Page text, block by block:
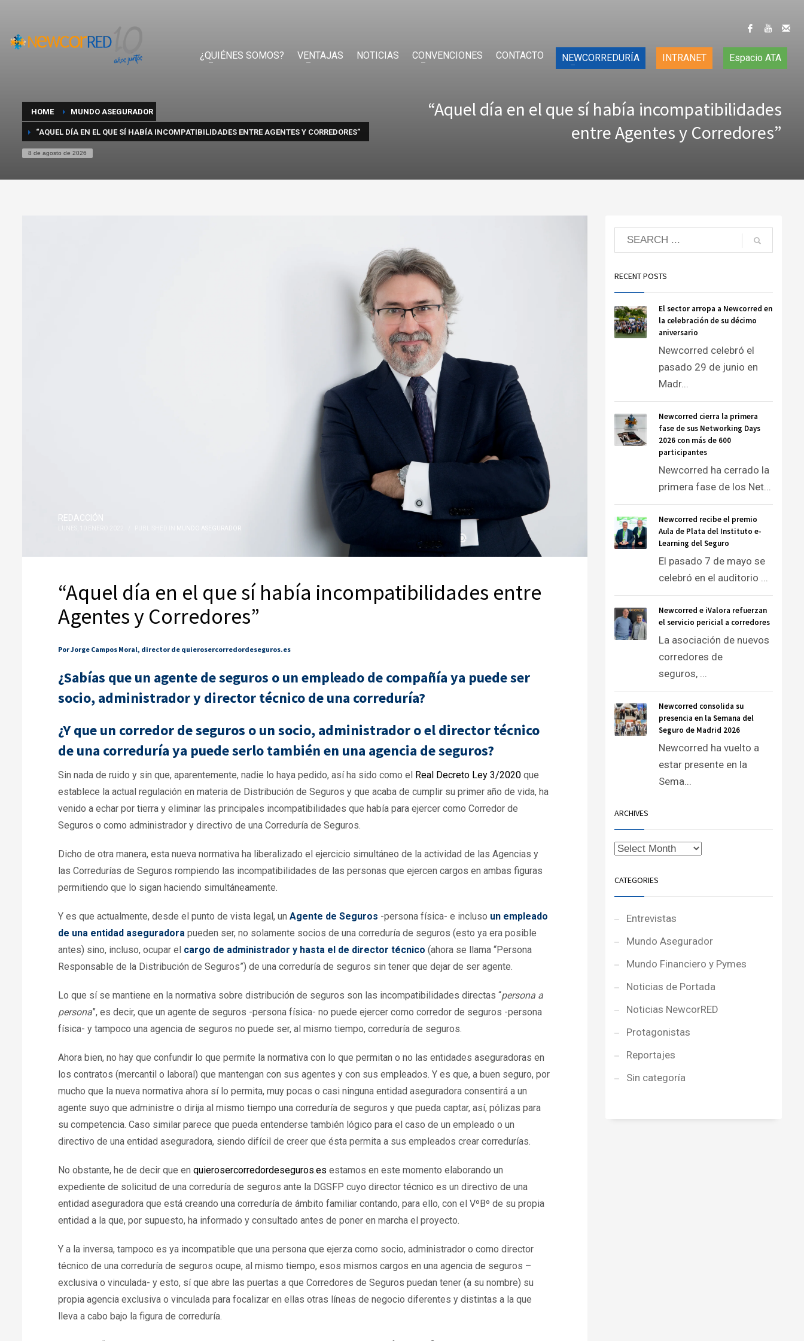
¿QUIÉNES SOMOS? VENTAJAS NOTICIAS CONVENCIONES CONTACTO NEWCORREDURÍA INTRANET Espacio ATA
HOME MUNDO ASEGURADOR
“AQUEL DÍA EN EL QUE SÍ HABÍA INCOMPATIBILIDADES ENTRE AGENTES Y CORREDORES”
8 de agosto de 2026
“Aquel día en el que sí había incompatibilidades
entre Agentes y Corredores”
REDACCIÓN
MUNDO ASEGURADOR
“Aquel día en el que sí había incompatibilidades entre
Agentes y Corredores”
Por Jorge Campos Moral, director de quierosercorredordeseguros.es
¿Sabías que un agente de seguros o un empleado de compañía ya puede ser
socio, administrador y director técnico de una correduría?
¿Y que un corredor de seguros o un socio, administrador o el director técnico
de una correduría ya puede serlo también en una agencia de seguros?
Sin nada de ruido y sin que, aparentemente, nadie lo haya pedido, así ha sido como el Real Decreto Ley 3/2020 que
establece la actual regulación en materia de Distribución de Seguros y que acaba de cumplir su primer año de vida, ha
venido a echar por tierra y eliminar las principales incompatibilidades que había para ejercer como Corredor de
Seguros o como administrador y directivo de una Correduría de Seguros.
Dicho de otra manera, esta nueva normativa ha liberalizado el ejercicio simultáneo de la actividad de las Agencias y
las Corredurías de Seguros rompiendo las incompatibilidades de las personas que ejercen cargos en ambas figuras
permitiendo que lo sigan haciendo simultáneamente.
Y es que actualmente, desde el punto de vista legal, un Agente de Seguros -persona física- e incluso un empleado
de una entidad aseguradora pueden ser, no solamente socios de una correduría de seguros (esto ya era posible
antes) sino, incluso, ocupar el cargo de administrador y hasta el de director técnico (ahora se llama “Persona
Responsable de la Distribución de Seguros”) de una correduría de seguros sin tener que dejar de ser agente.
Lo que sí se mantiene en la normativa sobre distribución de seguros son las incompatibilidades directas “persona a
persona”, es decir, que un agente de seguros -persona física- no puede ejercer como corredor de seguros -persona
física- y tampoco una agencia de seguros no puede ser, al mismo tiempo, correduría de seguros.
Ahora bien, no hay que confundir lo que permite la normativa con lo que permitan o no las entidades aseguradoras en
los contratos (mercantil o laboral) que mantengan con sus agentes y con sus empleados. Y es que, a buen seguro, por
mucho que la nueva normativa ahora sí lo permita, muy pocas o casi ninguna entidad aseguradora consentirá a un
agente suyo que administre o dirija al mismo tiempo una correduría de seguros y que pueda captar, así, pólizas para
su competencia. Caso similar parece que pueda entenderse también lógico para el caso de un empleado o un
directivo de una entidad aseguradora, siendo difícil de creer que ésta permita a sus empleados crear corredurías.
No obstante, he de decir que en quierosercorredordeseguros.es estamos en este momento elaborando un
expediente de solicitud de una correduría de seguros ante la DGSFP cuyo director técnico es un directivo de una
entidad aseguradora que está creando una correduría de ámbito familiar contando, para ello, con el VºBº de su propia
entidad a la que, por supuesto, ha informado y consultado antes de poner en marcha el proyecto.
Y a la inversa, tampoco es ya incompatible que una persona que ejerza como socio, administrador o como director
técnico de una correduría de seguros ocupe, al mismo tiempo, esos mismos cargos en una agencia de seguros –
exclusiva o vinculada- y esto, sí que abre las puertas a que Corredores de Seguros puedan tener (a su nombre) su
propia agencia exclusiva o vinculada para focalizar en ellas otras líneas de negocio diferentes y distintas a la que
lleva a cabo bajo la figura de correduría.
RECENT POSTS
El sector arropa a Newcorred en
la celebración de su décimo
aniversario
Newcorred celebró el
pasado 29 de junio en
Madr...
Newcorred cierra la primera
fase de sus Networking Days
2026 con más de 600
participantes
Newcorred ha cerrado la
primera fase de los Net...
Newcorred recibe el premio
Aula de Plata del Instituto e-
Learning del Seguro
El pasado 7 de mayo se
celebró en el auditorio ...
Newcorred e iValora refuerzan
el servicio pericial a corredores
La asociación de nuevos
corredores de
seguros, ...
Newcorred consolida su
presencia en la Semana del
Seguro de Madrid 2026
Newcorred ha vuelto a
estar presente en la
Sema...
ARCHIVES
CATEGORIES
Entrevistas
Mundo Asegurador
Mundo Financiero y Pymes
Noticias de Portada
Noticias NewcorRED
Protagonistas
Reportajes
Sin categoría